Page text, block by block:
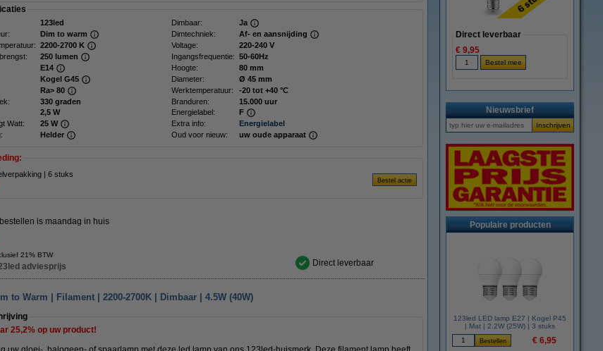
123led Dimbaar:
Ja
Dim to warm Dimtechniek:
Af- en aansnijding
2200-2700 K Voltage:
220-240 V
250 lumen Ingangsfrequentie: 50-60Hz
E14 Hoogte:
80 mm
Kogel G45 Diameter:
Ø 45 mm
Ra> 80 Werktemperatuur:
-20 tot +40 °C
330 graden Branduren:
15.000 uur
2,5 W Energielabel:
F
Watt:
25 W Extra info:
Energielabel
Helder Oud voor nieuw: uw oude apparaat
| 6 stuks
is maandag in huis
21% BTW
adviesprijs Direct leverbaar
to Warm | Filament | 2200-2700K | Dimbaar | 4.5W (40W)
25,2% op uw product!
Direct leverbaar
€ 9,95
Nieuwsbrief
Populaire producten
123led LED lamp E27 | Kogel P45
| Mat | 2.2W (25W) | 3 stuks
€ 6,95